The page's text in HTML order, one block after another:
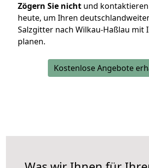
Zögern Sie nicht und
heute, um Ihren
Salzgitter nach Wilkau-Haßlau mit
planen.
Kostenlose Angebote